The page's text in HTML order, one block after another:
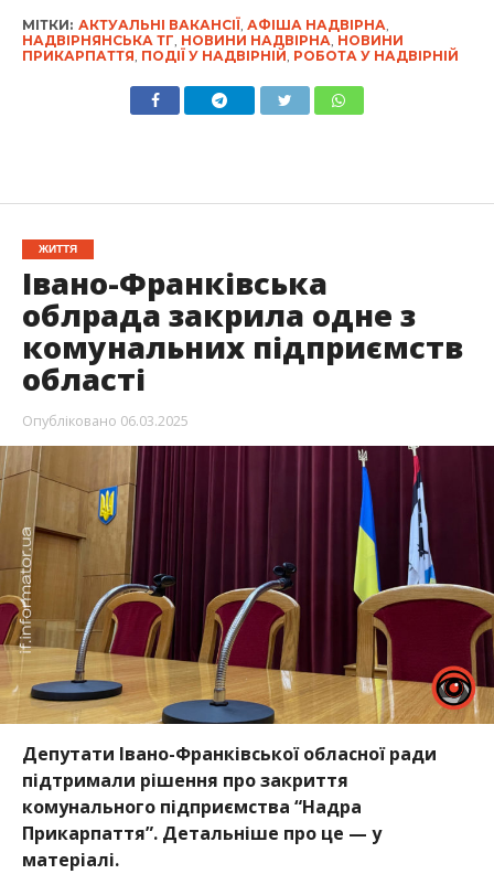
МІТКИ: АКТУАЛЬНІ ВАКАНСІЇ, АФІША НАДВІРНА,
НАДВІРНЯНСЬКА ТГ, НОВИНИ НАДВІРНА, НОВИНИ
ПРИКАРПАТТЯ, ПОДІЇ У НАДВІРНІЙ, РОБОТА У НАДВІРНІЙ
ЖИТТЯ
Івано-Франківська
облрада закрила одне з
комунальних підприємств
області
Опубліковано 06.03.2025
Депутати Івано-Франківської обласної ради
підтримали рішення про закриття
комунального підприємства “Надра
Прикарпаття”. Детальніше про це — у
матеріалі.